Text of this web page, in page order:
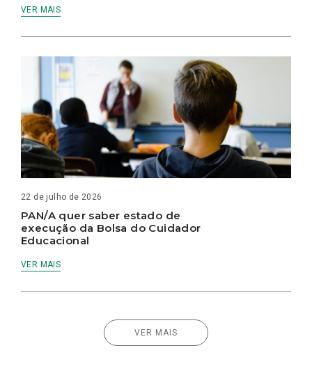
VER MAIS
22 de julho de 2026
PAN/A quer saber estado de
execução da Bolsa do Cuidador
Educacional
VER MAIS
VER MAIS